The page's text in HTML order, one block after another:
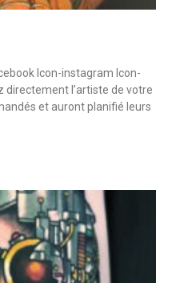
Icon-instagram Icon-
l’artiste de votre
et auront planifié leurs